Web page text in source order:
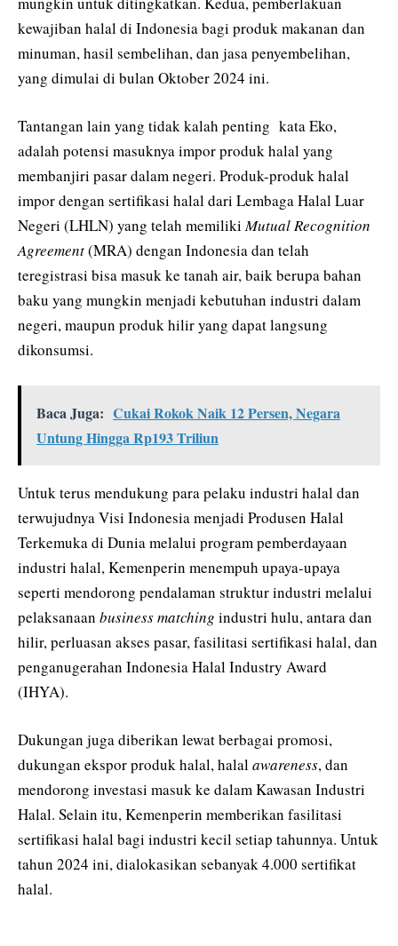
kewajiban halal di Indonesia bagi produk makanan dan
minuman, hasil sembelihan, dan jasa penyembelihan,
yang dimulai di bulan Oktober 2024 ini.
Tantangan lain yang tidak kalah penting kata Eko,
adalah potensi masuknya impor produk halal yang
membanjiri pasar dalam negeri. Produk-produk halal
impor dengan sertifikasi halal dari Lembaga Halal Luar
Negeri (LHLN) yang telah memilikiMutual Recognition
Agreement(MRA) dengan Indonesia dan telah
teregistrasi bisa masuk ke tanah air, baik berupa bahan
baku yang mungkin menjadi kebutuhan industri dalam
negeri, maupun produk hilir yang dapat langsung
dikonsumsi.
Baca Juga: Cukai Rokok Naik 12 Persen, Negara
Untung Hingga Rp193 Triliun
Untuk terus mendukung para pelaku industri halal dan
terwujudnya Visi Indonesia menjadi Produsen Halal
Terkemuka di Dunia melalui program pemberdayaan
industri halal, Kemenperin menempuh upaya-upaya
seperti mendorong pendalaman struktur industri melalui
pelaksanaan business matching industri hulu, antara dan
hilir, perluasan akses pasar, fasilitasi sertifikasi halal, dan
penganugerahan Indonesia Halal Industry Award
(IHYA).
Dukungan juga diberikan lewat berbagai promosi,
dukungan ekspor produk halal, halalawareness, dan
mendorong investasi masuk ke dalam Kawasan Industri
Halal. Selain itu, Kemenperin memberikan fasilitasi
sertifikasi halal bagi industri kecil setiap tahunnya. Untuk
tahun 2024 ini, dialokasikan sebanyak 4.000 sertifikat
halal.